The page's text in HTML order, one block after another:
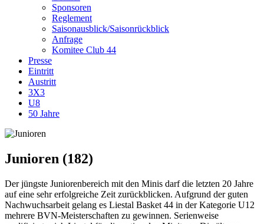
Sponsoren
Reglement
Saisonausblick/Saisonrückblick
Anfrage
Komitee Club 44
Presse
Eintritt
Austritt
3X3
U8
50 Jahre
Junioren (182)
Der jüngste Juniorenbereich mit den Minis darf die letzten 20 Jahre
auf eine sehr erfolgreiche Zeit zurückblicken. Aufgrund der guten
Nachwuchsarbeit gelang es Liestal Basket 44 in der Kategorie U12
mehrere BVN-Meisterschaften zu gewinnen. Serienweise